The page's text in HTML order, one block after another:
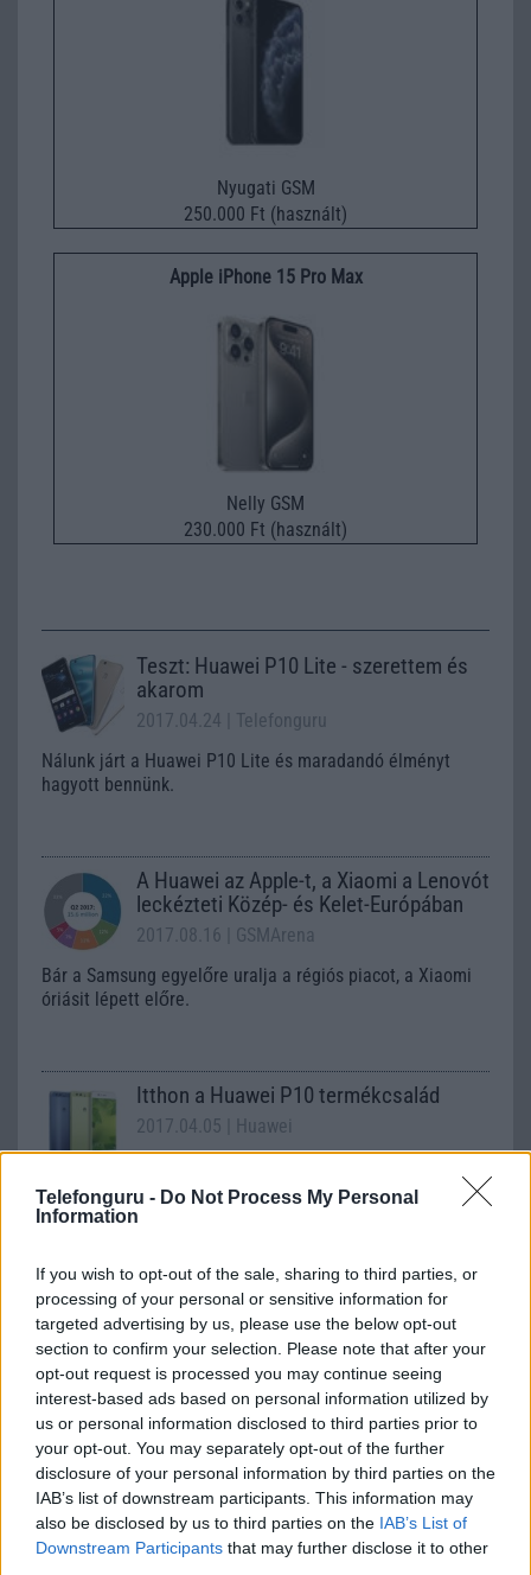
Telefonguru - Do Not Process My Personal
Information
If you wish to opt-out of the sale, sharing to third parties, or
processing of your personal or sensitive information for
targeted advertising by us, please use the below opt-out
section to confirm your selection. Please note that after your
opt-out request is processed you may continue seeing
interest-based ads based on personal information utilized by
us or personal information disclosed to third parties prior to
your opt-out. You may separately opt-out of the further
disclosure of your personal information by third parties on the
IAB’s list of downstream participants. This information may
also be disclosed by us to third parties on the IAB’s List of
Downstream Participants that may further disclose it to other
Nyugati GSM
250.000 Ft (használt)
Apple iPhone 15 Pro Max
Nelly GSM
230.000 Ft (használt)
Teszt: Huawei P10 Lite - szerettem és
akarom
2017.04.24
| Telefonguru
Nálunk járt a Huawei P10 Lite és maradandó élményt
hagyott bennünk.
A Huawei az Apple-t, a Xiaomi a Lenovót
leckézteti Közép- és Kelet-Európában
2017.08.16
| GSMArena
Bár a Samsung egyelőre uralja a régiós piacot, a Xiaomi
óriásit lépett előre.
Itthon a Huawei P10 termékcsalád
2017.04.05 | Huawei
A P10 és P10 Lite mától, a P10 Plus pedig április
közepétől kapható.
Huawei P10 Lite: titokban érkezett
2017.03.10 | GSM Arena
A kínai gyártó épphogy bejelentette a Huawei P10 és P10
Plus modelleket múlt héten, rögtön itt a kistestvér is.